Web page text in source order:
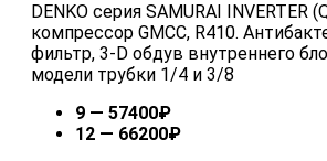
DENKO серия SAMURAI INVERTER
компрессор GMCC, R410.
фильтр, 3-D обдув внутреннего
модели трубки 1/4 и 3/8
9 — 57400₽
12 — 66200₽